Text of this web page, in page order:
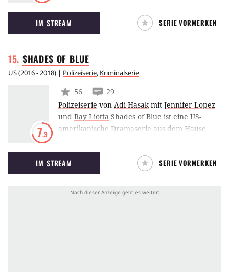
Miller und Dominic Purcell, die zwischen 2005
und 2009 auf Fox ausgestrahlt wurde. Die
Geschichte des Revivals schließt an die
dem Schicksal der Scofield-Brüder
weitergehen?
IM STREAM SERIE VORMERKEN
SHADES OF BLUE
US(2016 - 2018) | Polizeiserie, Kriminalserie
7.3
56
29
Polizeiserie von Adi Hasak mit Jennifer Lopez
und Ray Liotta Shades of Blue ist eine US-
amerikanische Dramaserie aus dem Hause
in die Rollen von Cops, die für Recht und
Ordnung sorgen und darüber hinaus mit
allerlei privaten Problemen konfrontiert
IM STREAM SERIE VORMERKEN